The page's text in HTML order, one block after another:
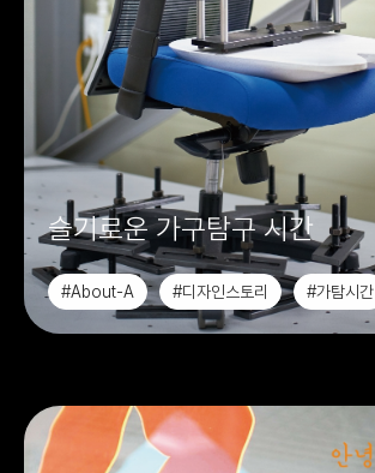
슬기로운 가구탐구 시간
#About-A #디자인스토리
#가탐시간
#슬기로운가탐시간